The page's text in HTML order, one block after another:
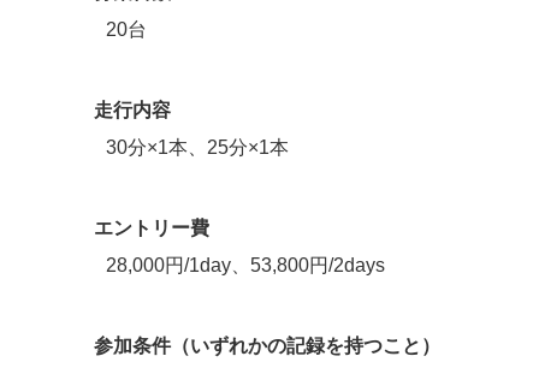
20台
走行内容
30分×1本、25分×1本
エントリー費
28,000円/1day、53,800円/2days
参加条件（いずれかの記録を持つこと）